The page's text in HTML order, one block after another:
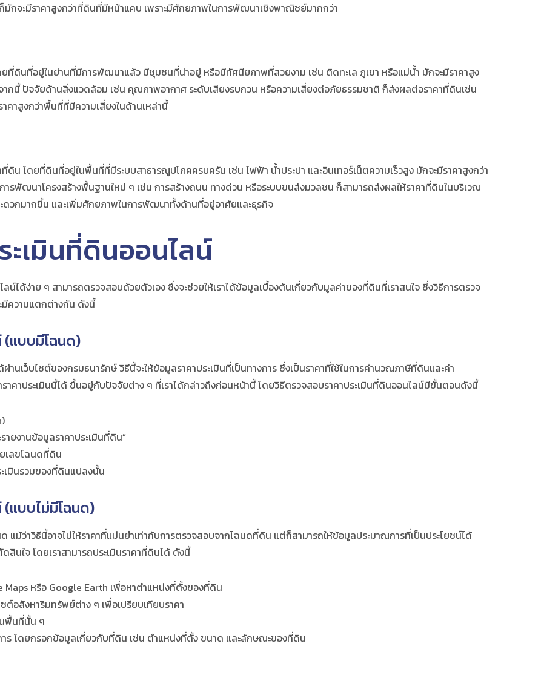
กจะมีราคาสูงกว่าที่ดินที่มีหน้าแคบ เพราะมีศักยภาพในการพัฒนาเชิงพาณิชย์มากกว่า
ดินที่อยู่ในย่านที่มีการพัฒนาแล้ว มีชุมชนที่น่าอยู่ หรือมีทัศนียภาพที่สวยงาม เช่น ติดทะเล ภูเขา หรือแม่น้ำ มักจะมีราคาสูง
นี้ ปัจจัยด้านสิ่งแวดล้อม เช่น คุณภาพอากาศ ระดับเสียงรบกวน หรือความเสี่ยงต่อภัยธรรมชาติ ก็ส่งผลต่อราคาที่ดินเช่น
าสูงกว่าพื้นที่ที่มีความเสี่ยงในด้านเหล่านี้
โดยที่ดินที่อยู่ในพื้นที่ที่มีระบบสาธารณูปโภคครบครัน เช่น ไฟฟ้า น้ำประปา และอินเทอร์เน็ตความเร็วสูง มักจะมีราคาสูงกว่า
รพัฒนาโครงสร้างพื้นฐานใหม่ ๆ เช่น การสร้างถนน ทางด่วน หรือระบบขนส่งมวลชน ก็สามารถส่งผลให้ราคาที่ดินในบริเวณ
ดวกมากขึ้น และเพิ่มศักยภาพในการพัฒนาทั้งด้านที่อยู่อาศัยและธุรกิจ
เมินที่ดินออนไลน์
ลน์ได้ง่าย ๆ สามารถตรวจสอบด้วยตัวเอง ซึ่งจะช่วยให้เราได้ข้อมูลเบื้องต้นเกี่ยวกับมูลค่าของที่ดินที่เราสนใจ ซึ่งวิธีการตรวจ
มีความแตกต่างกัน ดังนี้
(แบบมีโฉนด)
านเว็บไซต์ของกรมธนารักษ์ วิธีนี้จะให้ข้อมูลราคาประเมินที่เป็นทางการ ซึ่งเป็นราคาที่ใช้ในการคำนวณภาษีที่ดินและค่า
าคาประเมินนี้ได้ ขึ้นอยู่กับปัจจัยต่าง ๆ ที่เราได้กล่าวถึงก่อนหน้านี้ โดยวิธีตรวจสอบราคาประเมินที่ดินออนไลน์มีขั้นตอนดังนี้
)
ายงานข้อมูลราคาประเมินที่ดิน”
เลขโฉนดที่ดิน
ะเมินรวมของที่ดินแปลงนั้น
แบบไม่มีโฉนด)
แม้ว่าวิธีนี้อาจไม่ให้ราคาที่แม่นยำเท่ากับการตรวจสอบจากโฉนดที่ดิน แต่ก็สามารถให้ข้อมูลประมาณการที่เป็นประโยชน์ได้
สินใจ โดยเราสามารถประเมินราคาที่ดินได้ ดังนี้
หรือ Google Earth เพื่อหาตำแหน่งที่ตั้งของที่ดิน
ต์อสังหาริมทรัพย์ต่าง ๆ เพื่อเปรียบเทียบราคา
พื้นที่นั้น ๆ
าร โดยกรอกข้อมูลเกี่ยวกับที่ดิน เช่น ตำแหน่งที่ตั้ง ขนาด และลักษณะของที่ดิน